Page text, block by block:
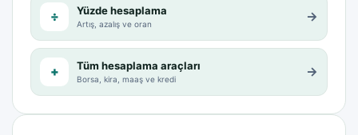
÷ Yüzde hesaplama
Artış, azalış ve oran →
+ Tüm hesaplama araçları
Borsa, kira, maaş ve kredi →